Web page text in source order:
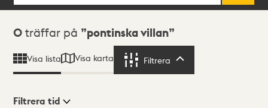
Sökresultat
0 träffar på pontinska villan
Visa lista Visa karta Filtrera
Filtrera tid